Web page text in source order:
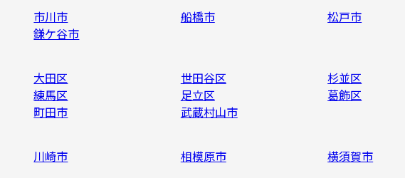
市川市 船橋市
松戸市
鎌ケ谷市
大田区 世田谷区
杉並区
練馬区 足立区
葛飾区
町田市 武蔵村山市
川崎市 相模原市 横須賀市